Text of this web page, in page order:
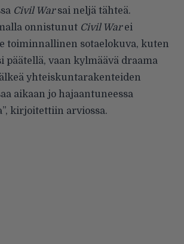
Civil Warsai neljä tähteä.
onnistunut Civil Warei
toiminnallinen sotaelokuva, kuten
päätellä, vaan kylmäävä draama
yhteiskuntarakenteiden
aikaan jo hajaantuneessa
kirjoitettiin arviossa.